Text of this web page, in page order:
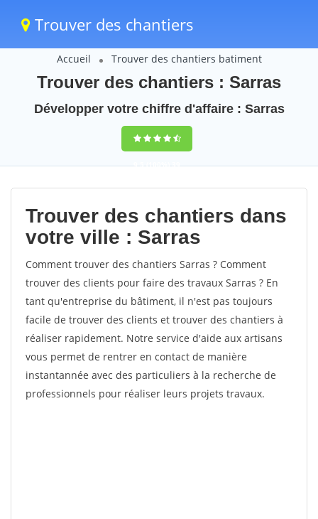
Trouver des chantiers
Accueil Trouver des chantiers batiment
Trouver des chantiers : Sarras
Développer votre chiffre d'affaire : Sarras
9,5(100%)39
votes
Trouver des chantiers dans
votre ville : Sarras
Comment trouver des chantiers Sarras ? Comment
trouver des clients pour faire des travaux Sarras ? En
tant qu'entreprise du bâtiment, il n'est pas toujours
facile de trouver des clients et trouver des chantiers à
réaliser rapidement. Notre service d'aide aux artisans
vous permet de rentrer en contact de manière
instantannée avec des particuliers à la recherche de
professionnels pour réaliser leurs projets travaux.